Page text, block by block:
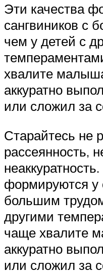
Эти качества
сангвиников с
чем у детей с
хвалите
аккуратно
или сложил за
Старайтесь не
рассеянность,
формируются у
большим
другими
чаще хвалите
аккуратно
или сложил за